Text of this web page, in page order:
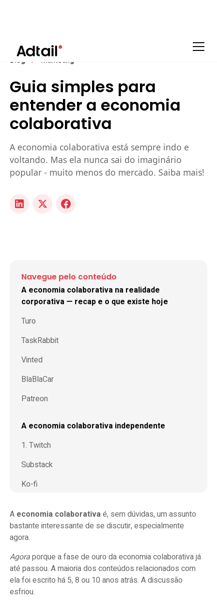
Blog Marketing
Guia simples para
entender a economia
colaborativa
A economia colaborativa está sempre indo e
voltando. Mas ela nunca sai do imaginário
popular - muito menos do mercado. Saiba mais!
Navegue pelo conteúdo
A economia colaborativa na realidade
corporativa — recap e o que existe hoje
Turo
TaskRabbit
Vinted
BlaBlaCar
Patreon
A economia colaborativa independente
1. Twitch
Substack
Ko-fi
Bandcamp
O que entender caso você queira se lançar no
mercado de economia colaborativa
A economia colaborativaé, sem dúvidas, um assunto
bastante interessante de se discutir, especialmente
agora.
Agoraporque a fase de ouro da economia colaborativa já
até passou. A maioria dos conteúdos relacionados com
ela foi escrito há 5, 8 ou 10 anos atrás. A discussão
esfriou.